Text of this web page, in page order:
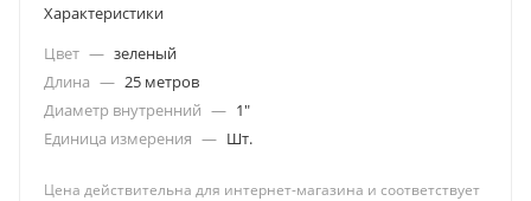
Характеристики
Цвет — зеленый
Длина — 25 метров
Диаметр внутренний — 1"
Единица измерения — Шт.
Цена действительна для интернет-магазина и соответствует